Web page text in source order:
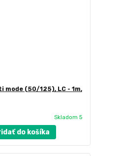
mode (50/125), LC - 1m,
Skladom 5
do košíka